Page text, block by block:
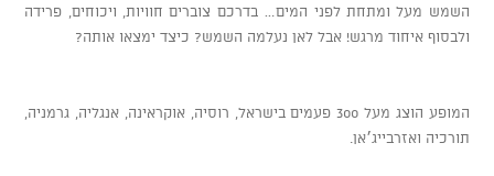
השמש מעל ומתחת לפני המים… בדרכם צוברים חוויות, ויכוחים, פרידה
ולבסוף איחוד מרגש! אבל לאן נעלמה השמש? כיצד ימצאו אותה?
המופע הוצג מעל 300 פעמים בישראל, רוסיה, אוקראינה, אנגליה, גרמניה,
תורכיה ואזרבייג׳אן.